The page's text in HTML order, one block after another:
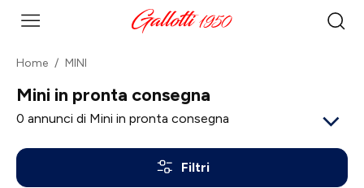
Home MINI
Mini in pronta consegna
0 annunci di Mini in pronta consegna
Filtri